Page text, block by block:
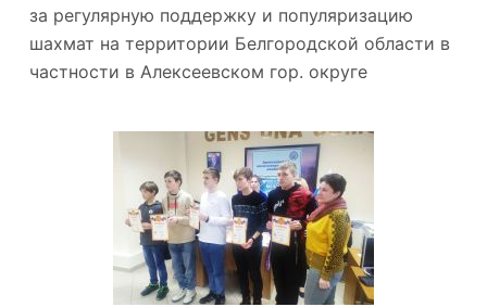
за регулярную поддержку и популяризацию
шахмат на территории Белгородской области в
частности в Алексеевском гор. округе